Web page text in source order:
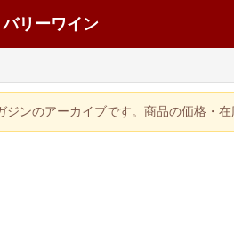
リーワイン
ンのアーカイブです。商品の価格・在